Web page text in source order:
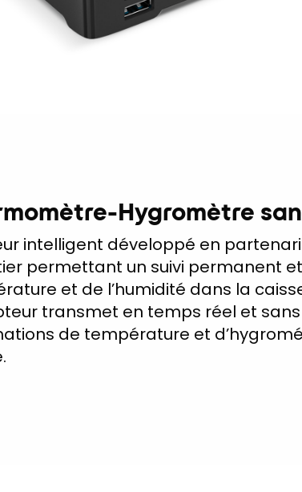
Hygromètre
intelligent développé en
permettant un suivi permanent
et de l’humidité dans la
transmet en temps réel et sans
de température et